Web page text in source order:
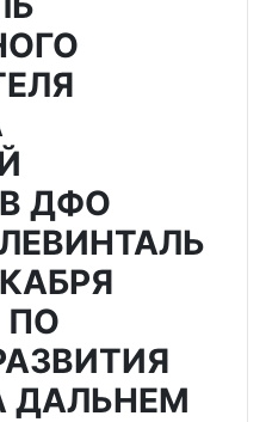
ДФО
ПО
ДАЛЬНЕМ